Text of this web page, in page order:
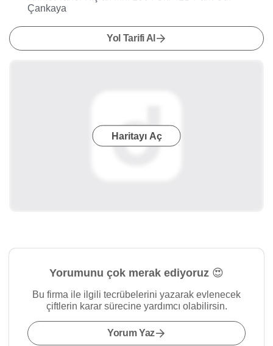
Çankaya
Yol Tarifi Al
Haritayı Aç
Yorumunu çok merak ediyoruz 😍
Bu firma ile ilgili tecrübelerini yazarak evlenecek
çiftlerin karar sürecine yardımcı olabilirsin.
Yorum Yaz